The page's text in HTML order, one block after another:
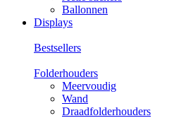
Ballonnen
Displays
Bestsellers
Folderhouders
Meervoudig
Wand
Draadfolderhouders